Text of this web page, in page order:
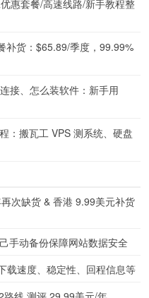
惠套餐/高速线路/新手教程整
补货：$65.89/季度，99.99%
接、怎么装软件：新手用
：搬瓦工 VPS 测系统、硬盘
次缺货 & 香港 9.99美元补货
手动备份保障网站数据安全
载速度、稳定性、回程信息等